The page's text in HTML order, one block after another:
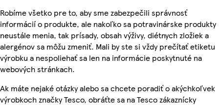
Robíme všetko pre to, aby sme zabezpečili správnosť
informácií o produkte, ale nakoľko sa potravinárske produkty
neustále menia, tak prísady, obsah výživy, diétnych zložiek a
alergénov sa môžu zmeniť. Mali by ste si vždy prečítať etiketu
výrobku a nespoliehať sa len na informácie poskytnuté na
webových stránkach.
Ak máte nejaké otázky alebo sa chcete poradiť o akýchkoľvek
výrobkoch značky Tesco, obráťte sa na Tesco zákaznícky